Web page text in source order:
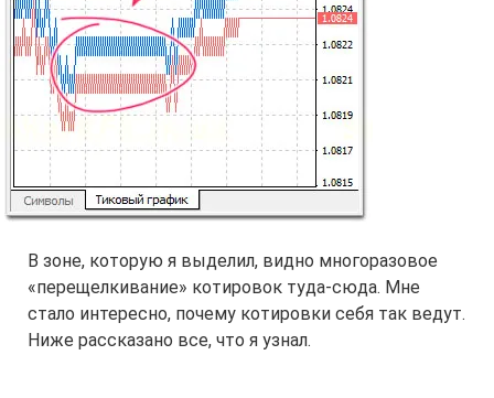
В зоне, которую я выделил, видно многоразовое
«перещелкивание» котировок туда-сюда. Мне
стало интересно, почему котировки себя так ведут.
Ниже рассказано все, что я узнал.